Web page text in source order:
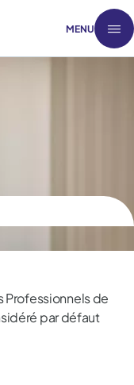
MENU
Professionnels de
par défaut